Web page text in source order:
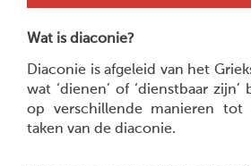
Wat is diaconie?
Diaconie is afgeleid van het
wat ‘dienen’ of ‘dienstbaar
op verschillende manieren
taken van de diaconie.